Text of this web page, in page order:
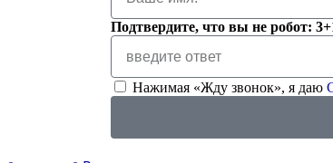
Подтвердите, что вы не робот:
Нажимая «Жду звонок», я даю